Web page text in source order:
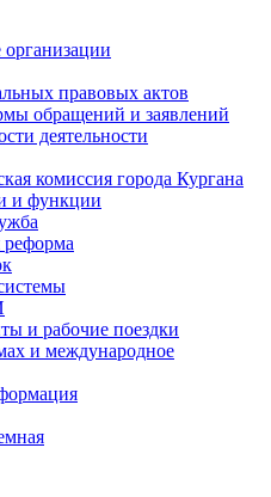
правовых актов
обращений и заявлений
деятельности
комиссия города Кургана
и функции
и рабочие поездки
и международное